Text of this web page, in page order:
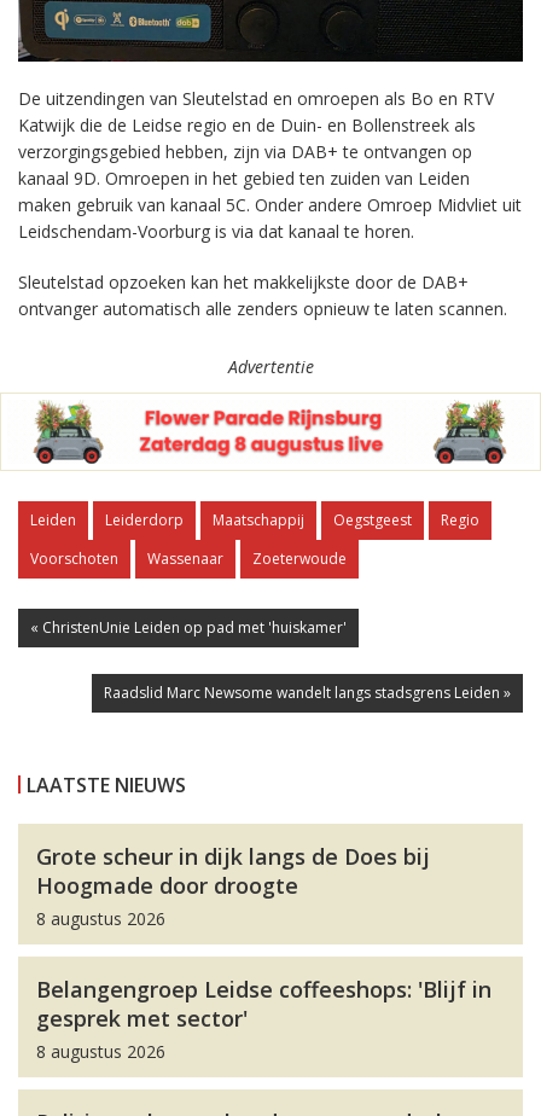
De uitzendingen van Sleutelstad en omroepen als Bo en RTV
Katwijk die de Leidse regio en de Duin- en Bollenstreek als
verzorgingsgebied hebben, zijn via DAB+ te ontvangen op
kanaal 9D. Omroepen in het gebied ten zuiden van Leiden
maken gebruik van kanaal 5C. Onder andere Omroep Midvliet uit
Leidschendam-Voorburg is via dat kanaal te horen.
Sleutelstad opzoeken kan het makkelijkste door de DAB+
ontvanger automatisch alle zenders opnieuw te laten scannen.
Advertentie
Leiden Leiderdorp Maatschappij Oegstgeest
Regio
Voorschoten
Wassenaar Zoeterwoude
« ChristenUnie Leiden op pad met 'huiskamer'
Raadslid Marc Newsome wandelt langs stadsgrens Leiden »
LAATSTE NIEUWS
Grote scheur in dijk langs de Does bij
Hoogmade door droogte
8 augustus 2026
Belangengroep Leidse coffeeshops: 'Blijf in
gesprek met sector'
8 augustus 2026